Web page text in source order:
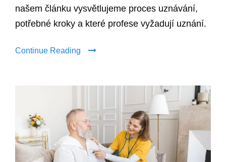
našem článku vysvětlujeme proces uznávání,
potřebné kroky a které profese vyžadují uznání.
Continue Reading